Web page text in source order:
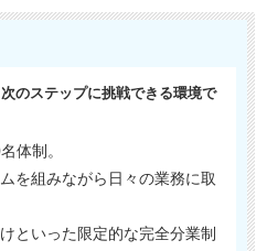
のステップに挑戦できる環境で
体制。
を組みながら日々の業務に取
といった限定的な完全分業制